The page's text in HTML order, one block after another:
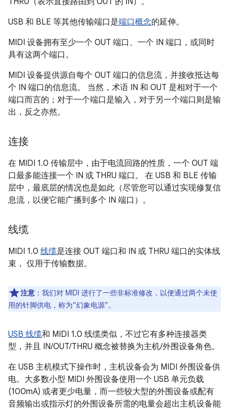
USB 和 BLE 等其他传输端口是端口概念的延伸。
MIDI 设备拥有至少一个 OUT 端口、一个 IN 端口，或同时
具有这两个端口。
MIDI 设备提供源自每个 OUT 端口的信息流，并接收抵达每
个 IN 端口的信息流。
当然，术语 IN 和 OUT 是相对于一个
端口而言的；对于一个端口是输入，对于另一个端口则是输
出，反之亦然。
连接
在 MIDI 1.0 传输层中，由于电流回路的性质，一个 OUT 端
口最多能连接一个 IN 或 THRU 端口。
在 USB 和 BLE 传输
层中，最底层的情况也是如此（尽管您可以通过实现修复信
息流，以便它能广播到多个 IN 端口）。
线缆
MIDI 1.0 线缆是连接 OUT 端口和 IN 或 THRU 端口的实体线
束， 仅用于传输数据。
注意 ：我们对 MIDI 进行了一些非标准修改，以便通过两个未使
用的针脚供电，称为“幻象电源”。
USB 线缆和 MIDI 1.0 线缆类似，不过它有多种连接器类
型，并且 IN/OUT/THRU 概念被替换为主机/外围设备角色。
在 USB 主机模式下操作时，主机设备会为 MIDI 外围设备供
电。大多数小型 MIDI 外围设备使用一个 USB 单元负载
(100mA) 或者更少电量，而一些较大型的外围设备或配有
音频输出或指示灯的外围设备所需的电量会超出主机设备能